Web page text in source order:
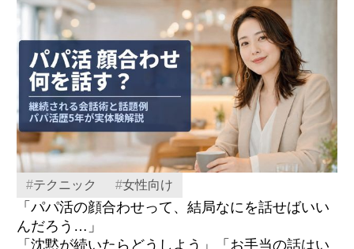
#テクニック #女性向け
「パパ活の顔合わせって、結局なにを話せばいい
んだろう…」
「沈黙が続いたらどうしよう」「お手当の話はい